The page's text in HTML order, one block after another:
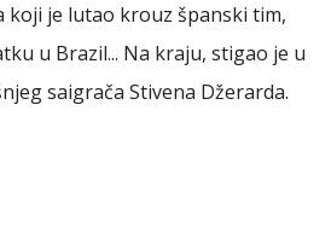
koji je lutao krouz španski tim,
u Brazil... Na kraju, stigao je u
saigrača Stivena Džerarda.